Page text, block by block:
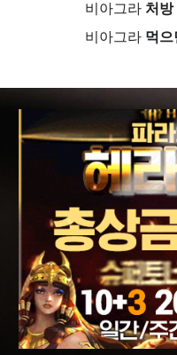
비아그라 처방
비아그라 먹으